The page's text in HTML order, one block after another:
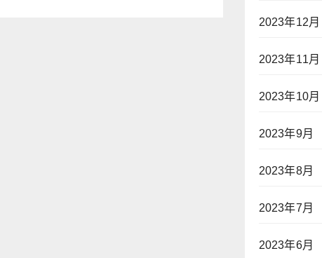
2023年12月
2023年11月
2023年10月
2023年9月
2023年8月
2023年7月
2023年6月